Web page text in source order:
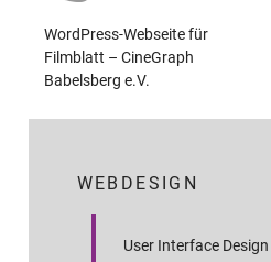
WordPress-Webseite für
Filmblatt – CineGraph
Babelsberg e.V.
WEBDESIGN
User Interface Design